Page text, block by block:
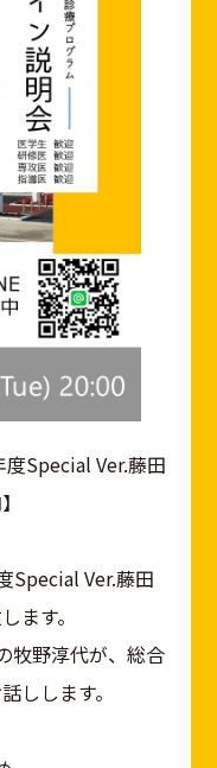
Special Ver.藤田
Special Ver.藤田
ます。
牧野淳代が、総合
しします。